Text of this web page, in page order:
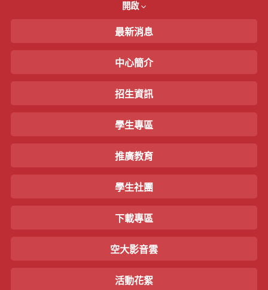
開啟
最新消息
中心簡介
招生資訊
學生專區
推廣教育
學生社團
下載專區
空大影音雲
活動花絮